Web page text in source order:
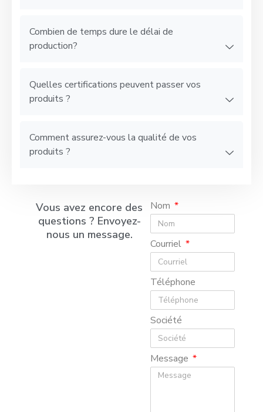
Combien de temps dure le délai de
production?
Quelles certifications peuvent passer vos
produits ?
Comment assurez-vous la qualité de vos
produits ?
Vous avez encore des
questions ? Envoyez-
nous un message.
Nom
Courriel
Téléphone
Société
Message